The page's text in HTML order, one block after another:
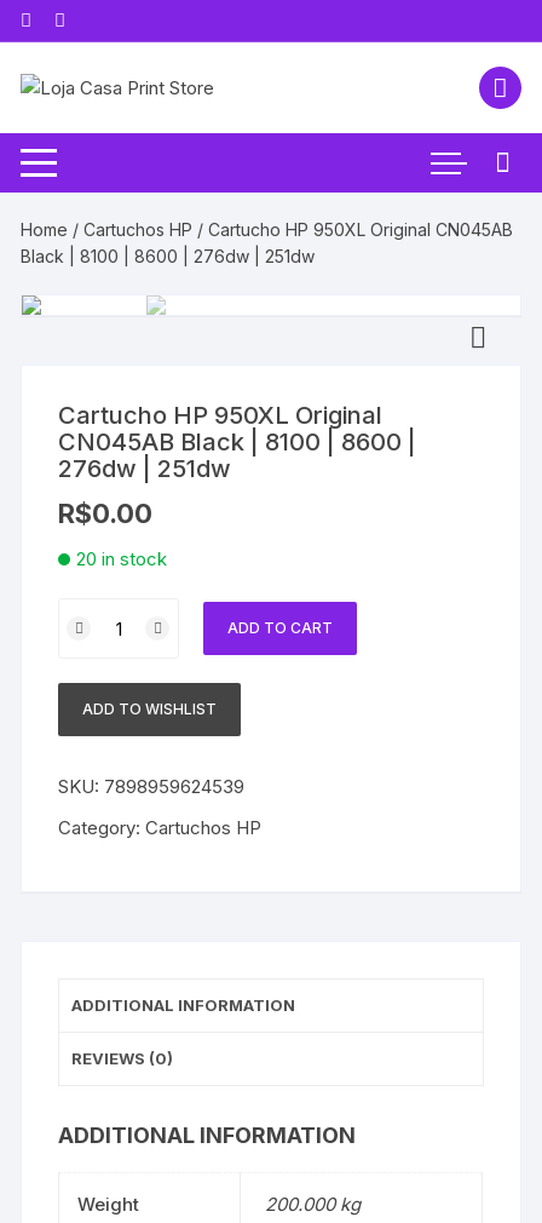
Pular
para
conteúdo
Home /Cartuchos HP / Cartucho HP 950XL Original CN045AB
Black | 8100 | 8600 | 276dw | 251dw
Cartucho HP 950XL Original
CN045AB Black | 8100 | 8600 |
276dw | 251dw
R$0.00
20 in stock
HP
Original
|
quantity
ADD TO CART
ADD TO WISHLIST
SKU: 7898959624539
Category:Cartuchos HP
ADDITIONAL INFORMATION
REVIEWS (0)
ADDITIONAL INFORMATION
Weight 200.000 kg